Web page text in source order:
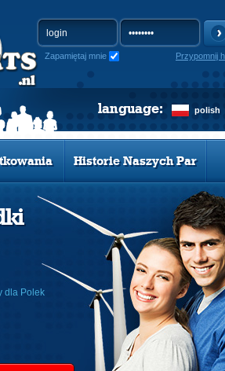
Zapamiętaj mnie
Przypomnij
polish
language:
Historie Naszych Par
dla Polek